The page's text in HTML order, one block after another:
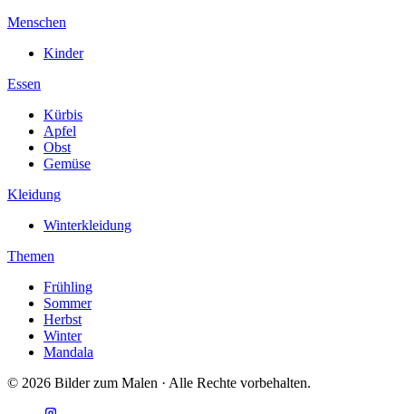
Menschen
Kinder
Essen
Kürbis
Apfel
Obst
Gemüse
Kleidung
Winterkleidung
Themen
Frühling
Sommer
Herbst
Winter
Mandala
© 2026 Bilder zum Malen · Alle Rechte vorbehalten.